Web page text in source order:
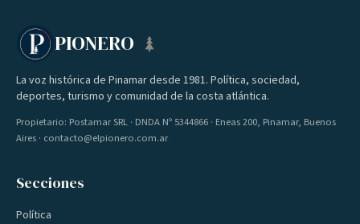
PIONERO
La voz histórica de Pinamar desde 1981. Política, sociedad,
deportes, turismo y comunidad de la costa atlántica.
Propietario: Postamar SRL · DNDA Nº 5344866 · Eneas 200, Pinamar, Buenos
Aires · contacto@elpionero.com.ar
Secciones
Política